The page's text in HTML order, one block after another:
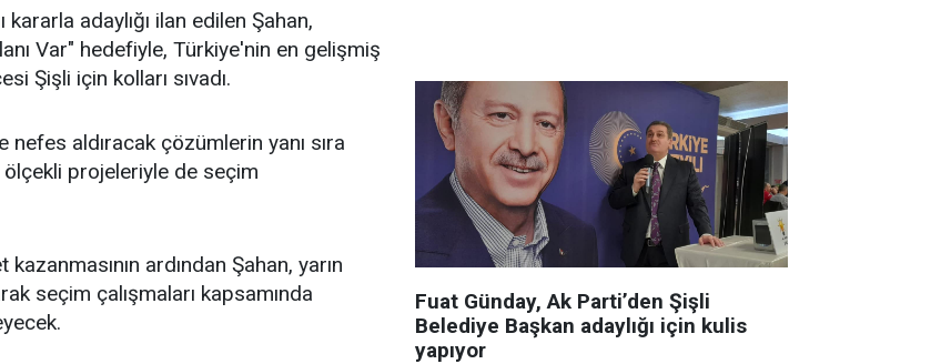
adaylığı ilan edilen Şahan,
Var" hedefiyle, Türkiye'nin en gelişmiş
Şişli için kolları sıvadı.
nefes aldıracak çözümlerin yanı sıra
ölçekli projeleriyle de seçim
kazanmasının ardından Şahan, yarın
seçim çalışmaları kapsamında
Fuat Günday, Ak Parti’den Şişli
Belediye Başkan adaylığı için kulis
yapıyor